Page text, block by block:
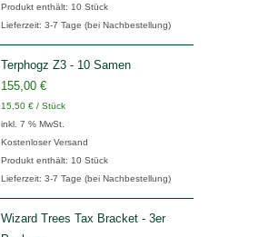
Produkt enthält: 10 Stück
Lieferzeit: 3-7 Tage (bei Nachbestellung)
Terphogz Z3 - 10 Samen
155,00 €
15,50 € / Stück
inkl. 7 % MwSt.
Kostenloser Versand
Produkt enthält: 10 Stück
Lieferzeit: 3-7 Tage (bei Nachbestellung)
Wizard Trees Tax Bracket - 3er